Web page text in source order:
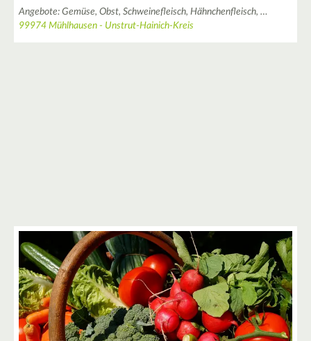
Angebote: Gemüse, Obst, Schweinefleisch, Hähnchenfleisch, …
99974 Mühlhausen - Unstrut-Hainich-Kreis